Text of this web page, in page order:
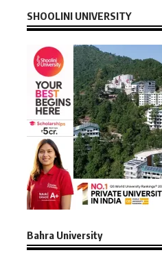
SHOOLINI UNIVERSITY
Bahra University